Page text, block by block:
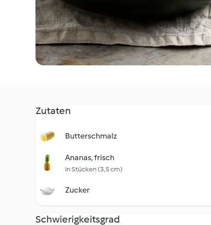
Zutaten
Butterschmalz
Ananas, frisch
in Stücken (3,5 cm)
Zucker
Schwierigkeitsgrad